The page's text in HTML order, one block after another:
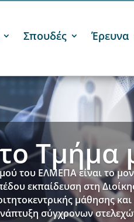
Σπουδές Έρευνα
με πλούσιο ερευνητικό
πολλαπλές ακαδημαϊκές
περιοδικά.